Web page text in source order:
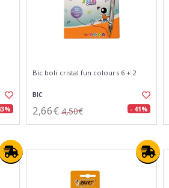
Bic boli cristal fun colours 6 + 2
BIC
2,66€ 4,50€ - 41%